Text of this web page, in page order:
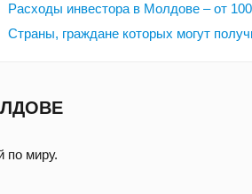
Расходы инвестора в Молдове – от
Страны, граждане которых могут
по миру.